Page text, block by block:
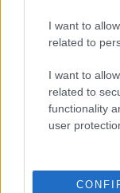
I want to
related to
I want to
related to
functionality
user
A televízióktól
az árak
alapú
kisebb
prognózisok…